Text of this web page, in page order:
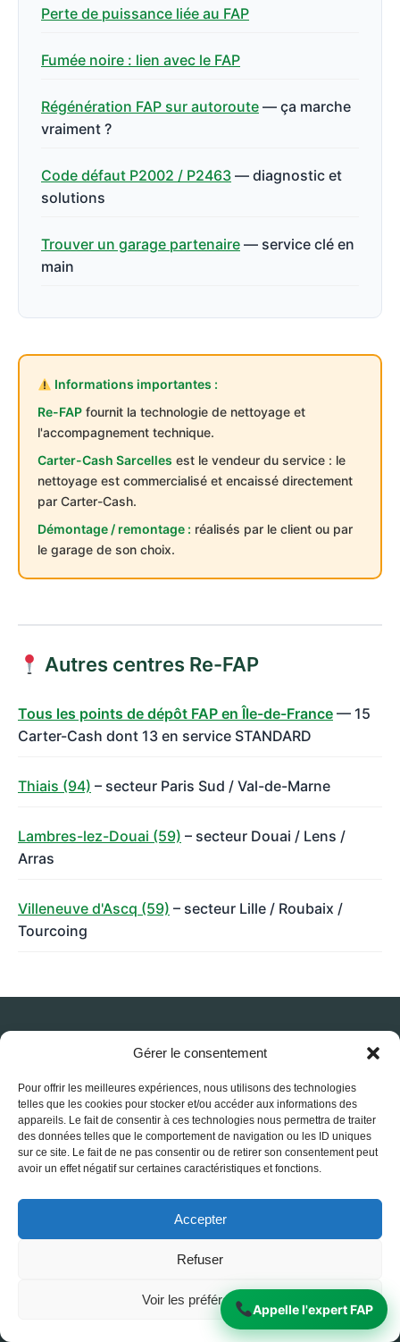
Gérer le consentement
Pour offrir les meilleures expériences, nous utilisons des technologies
telles que les cookies pour stocker et/ou accéder aux informations des
appareils. Le fait de consentir à ces technologies nous permettra de traiter
des données telles que le comportement de navigation ou les ID uniques
sur ce site. Le fait de ne pas consentir ou de retirer son consentement peut
avoir un effet négatif sur certaines caractéristiques et fonctions.
Accepter
Refuser
Voir les préférences
Perte de puissance liée au FAP
Fumée noire : lien avec le FAP
Régénération FAP sur autoroute — ça marche
vraiment ?
Code défaut P2002 / P2463 — diagnostic et
solutions
Trouver un garage partenaire — service clé en
main
Informations importantes :
Re-FAP fournit la technologie de nettoyage et
l'accompagnement technique.
Carter-Cash Sarcelles est le vendeur du service : le
nettoyage est commercialisé et encaissé directement
par Carter-Cash.
Démontage / remontage : réalisés par le client ou par
le garage de son choix.
Autres centres Re-FAP
Tous les points de dépôt FAP en Île-de-France — 15
Carter-Cash dont 13 en service STANDARD
Thiais (94) – secteur Paris Sud / Val-de-Marne
Lambres-lez-Douai (59) – secteur Douai / Lens /
Arras
Villeneuve d'Ascq (59) – secteur Lille / Roubaix /
Tourcoing
RE-FAP
Solutions professionnelles de nettoyage de
filtres à particules (FAP)
SARL unipersonnelle au capital de 25
RCS Clermont-Ferrand B 920 254 802
TVA intracommunautaire : FR 43
Siège social : 13 Cours Sablon, 63000
Clermont-Ferrand
Appelle l'expert FAP